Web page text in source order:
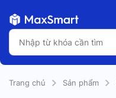
Trang chủ Sản phẩm